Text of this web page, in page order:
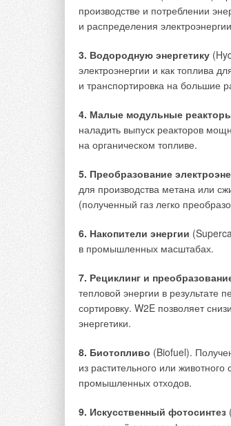
производстве и потреблении
и распределения
3. Водородную энергетику
электроэнергии и как топлива
и транспортировка на большие
4. Малые модульные
наладить выпуск реакторов
на органическом топливе.
5. Преобразование
для производства метана или
(полученный газ легко
6. Накопители энергии
в промышленных масштабах.
7. Рециклинг и
тепловой энергии в результате
сортировку. W2E позволяет
энергетики.
8. Биотопливо (Biofuel).
из растительного или
промышленных отходов.
9. Искусственный фотосинтез
оплачивают покупку, ремонт,
образовавшиеся у садоводства
Все это прописано в ст. 1
Как видим, законодательство
электроснабжение
электросетевое хозяйство